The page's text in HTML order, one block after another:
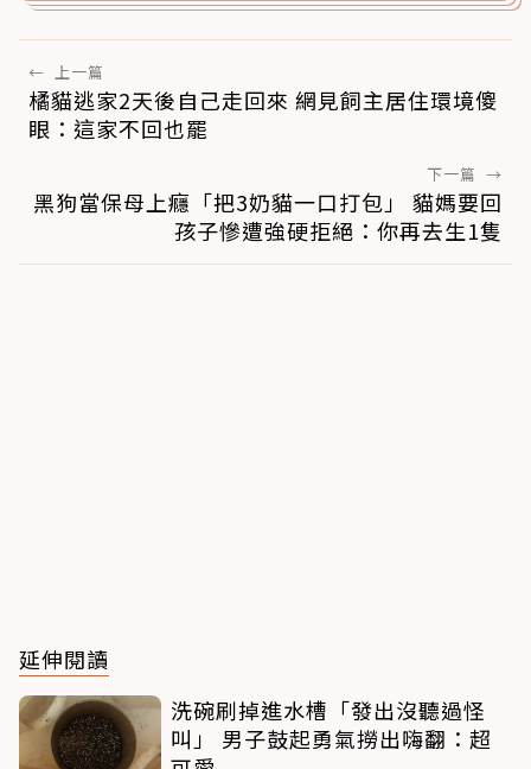
← 上一篇
橘貓逃家2天後自己走回來 網見飼主居住環境傻
眼：這家不回也罷
下一篇 →
黑狗當保母上癮「把3奶貓一口打包」 貓媽要回
孩子慘遭強硬拒絕：你再去生1隻
延伸閱讀
洗碗刷掉進水槽「發出沒聽過怪
叫」 男子鼓起勇氣撈出嗨翻：超